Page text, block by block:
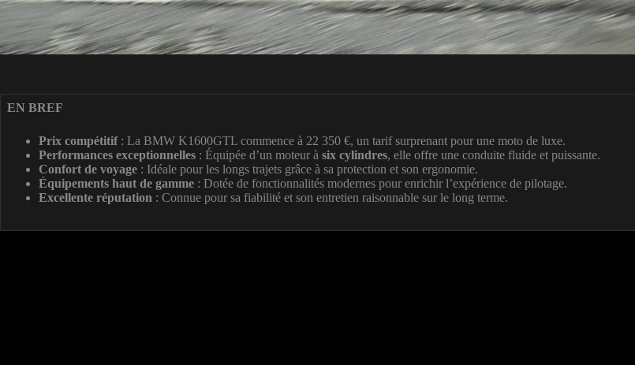
EN BREF
Prix compétitif: La BMW K1600GTL commence à 22 350 €, un tarif surprenant pour une moto de luxe.
Performances exceptionnelles : Équipée d’un moteur à six cylindres, elle offre une conduite fluide et puissante.
Confort de voyage : Idéale pour les longs trajets grâce à sa protection et son ergonomie.
Équipements haut de gamme : Dotée de fonctionnalités modernes pour enrichir l’expérience de pilotage.
Excellente réputation : Connue pour sa fiabilité et son entretien raisonnable sur le long terme.